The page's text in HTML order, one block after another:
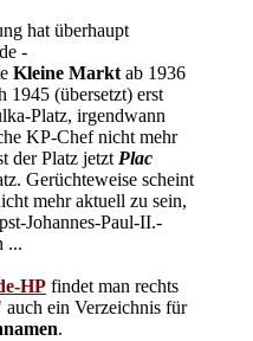
hat überhaupt
-
Kleine Markt ab 1936
(übersetzt) erst
Platz, irgendwann
KP-Chef nicht mehr
der Platz jetzt Plac
Gerüchteweise scheint
mehr aktuell zu sein,
Johannes-Paul-II.-
...
HP findet man rechts
ein Verzeichnis für
.